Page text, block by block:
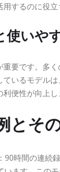
するのに役立
使いや
要です。多
いるモデル
便性が向上し
とそ
：90時間の連続